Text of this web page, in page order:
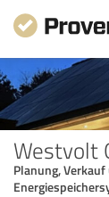
Westvolt
Planung,